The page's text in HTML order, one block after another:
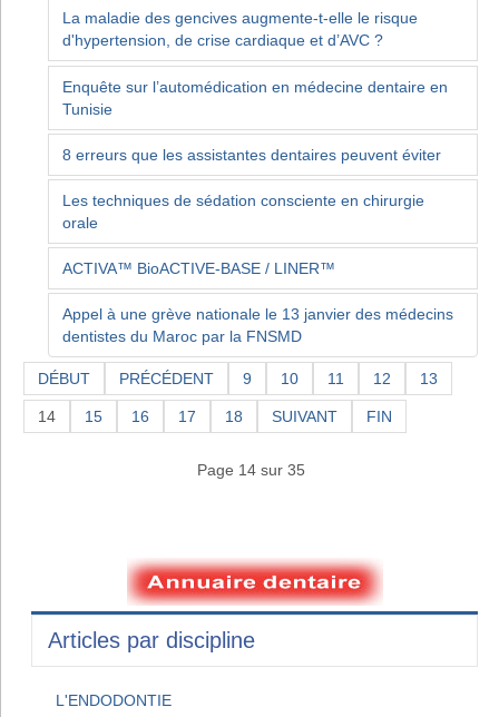
La maladie des gencives augmente-t-elle le risque
d'hypertension, de crise cardiaque et d’AVC ?
Enquête sur l’automédication en médecine dentaire en
Tunisie
8 erreurs que les assistantes dentaires peuvent éviter
Les techniques de sédation consciente en chirurgie
orale
ACTIVA™ BioACTIVE-BASE / LINER™
Appel à une grève nationale le 13 janvier des médecins
dentistes du Maroc par la FNSMD
DÉBUT PRÉCÉDENT 9 10 11 12 13
14 15 16 17 18 SUIVANT FIN
Page 14 sur 35
Articles par discipline
L'ENDODONTIE